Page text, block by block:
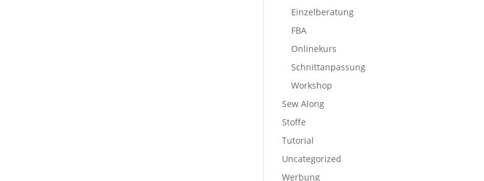
Einzelberatung
FBA
Onlinekurs
Schnittanpassung
Workshop
Sew Along
Stoffe
Tutorial
Uncategorized
Werbung